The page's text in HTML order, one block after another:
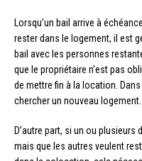
Lorsqu’un bail arrive à
rester dans le logement, il est
bail avec les personnes
que le propriétaire n’est pas
de mettre fin à la location.
chercher un nouveau logement.
D’autre part, si un ou
mais que les autres veulent